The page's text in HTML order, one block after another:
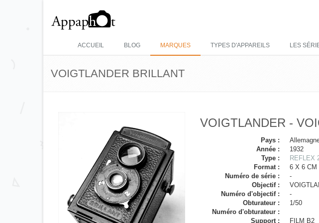
ACCUEIL BLOG MARQUES TYPES D'APPAREILS LES
VOIGTLANDER BRILLANT
VOIGTLANDER -
Pays :
Année :
1932
Type :
REFLEX
Format :
6 X 6 CM
Numéro de série :
-
Objectif :
Numéro d'objectif :
-
Obturateur :
1/50
Numéro d'obturateur :
Support :
FILM B2